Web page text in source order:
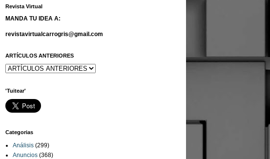
Revista Virtual
MANDA TU IDEA A:
revistavirtualcarrogris@gmail.com
ARTÍCULOS ANTERIORES
'Tuitear'
Categorias
Análisis (299)
Anuncios (368)